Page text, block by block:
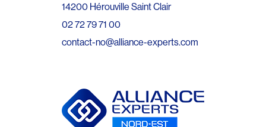
14200 Hérouville Saint Clair
02 72 79 71 00
contact-no@alliance-experts.com